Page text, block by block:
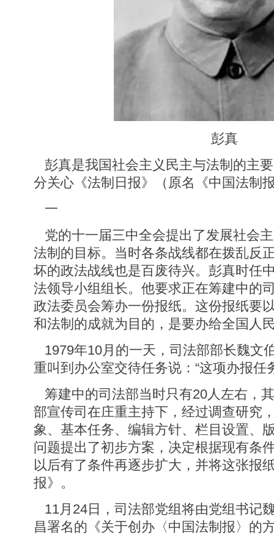
彭真
彭真是我国社会主义民主与法制的主
分关心《法制日报》（原名《中国法制
一
党的十一届三中全会提出了发展社会
法制的目标。当时各条战线都在拨乱反
坏的政法战线也是百废待兴。彭真时任
法领导小组组长。他要求正在筹建中的
政法委员会筹办一份报纸。这份报纸要
和法制的成就为目的，是要办给全国人
1979年10月的一天，司法部部长魏文
重叫到办公室交待任务说：“这项办报任
筹建中的司法部当时只有20人左右，
部宣传司在庄重主持下，经过调查研究
象、基本任务、编辑方针、栏目设置、
问题提出了初步方案，决定根据现有条
以后有了条件再逐步扩大，并将这张报
报》。
11月24日，司法部党组将由党组书记
昌署名的《关于创办〈中国法制报〉的